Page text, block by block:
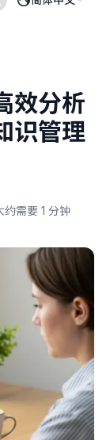
效分析
识管理
约需要 1 分钟